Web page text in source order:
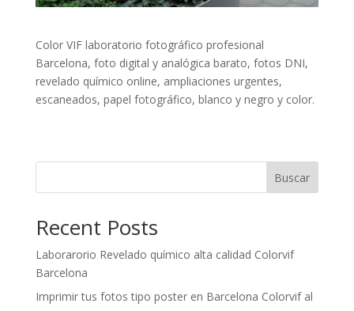
Color VIF laboratorio fotográfico profesional
Barcelona, foto digital y analógica barato, fotos DNI,
revelado químico online, ampliaciones urgentes,
escaneados, papel fotográfico, blanco y negro y color.
Buscar
Recent Posts
Laborarorio Revelado químico alta calidad Colorvif
Barcelona
Imprimir tus fotos tipo poster en Barcelona Colorvif al